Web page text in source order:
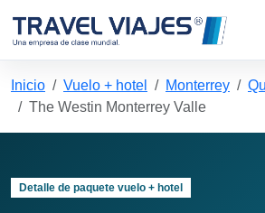
Inicio Vuelo + hotel Monterrey
The Westin Monterrey Valle
Detalle de paquete vuelo + hotel